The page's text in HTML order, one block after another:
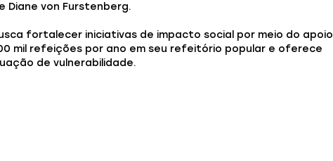
Diane von Furstenberg.
fortalecer iniciativas de impacto social por meio do apoio
mil refeições por ano em seu refeitório popular e oferece
de vulnerabilidade.